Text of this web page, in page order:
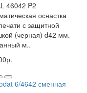
46042 P2
оснастка
с защитной
(черная) d42 мм.
м..